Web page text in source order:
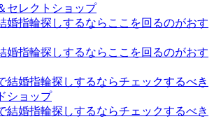
セレクトショップ
婚指輪探しするならここを回るのがおす
婚指輪探しするならここを回るのがおす
結婚指輪探しするならチェックするべき
ショップ
結婚指輪探しするならチェックするべき